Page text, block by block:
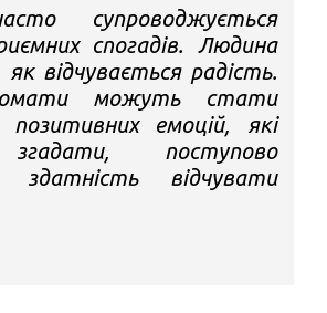
супроводжується
спогадів. Людина
як відчувається радість.
можуть стати
емоцій, які
поступово
здатність відчувати